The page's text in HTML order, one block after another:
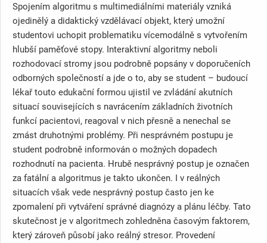
Spojením algoritmu s multimediálními materiály vzniká
ojedinělý a didaktický vzdělávací objekt, který umožní
studentovi uchopit problematiku vícemodálně s vytvořením
hlubší paměťové stopy. Interaktivní algoritmy neboli
rozhodovací stromy jsou podrobně popsány v doporučeních
odborných společností a jde o to, aby se student – budoucí
lékař touto edukační formou ujistil ve zvládání akutních
situací souvisejících s navrácením základních životních
funkcí pacientovi, reagoval v nich přesně a nenechal se
zmást druhotnými problémy. Při nesprávném postupu je
student podrobně informován o možných dopadech
rozhodnutí na pacienta. Hrubě nesprávný postup je označen
za fatální a algoritmus je takto ukončen. I v reálných
situacích však vede nesprávný postup často jen ke
zpomalení při vytváření správné diagnózy a plánu léčby. Tato
skutečnost je v algoritmech zohledněna časovým faktorem,
který zároveň působí jako reálný stresor. Provedení